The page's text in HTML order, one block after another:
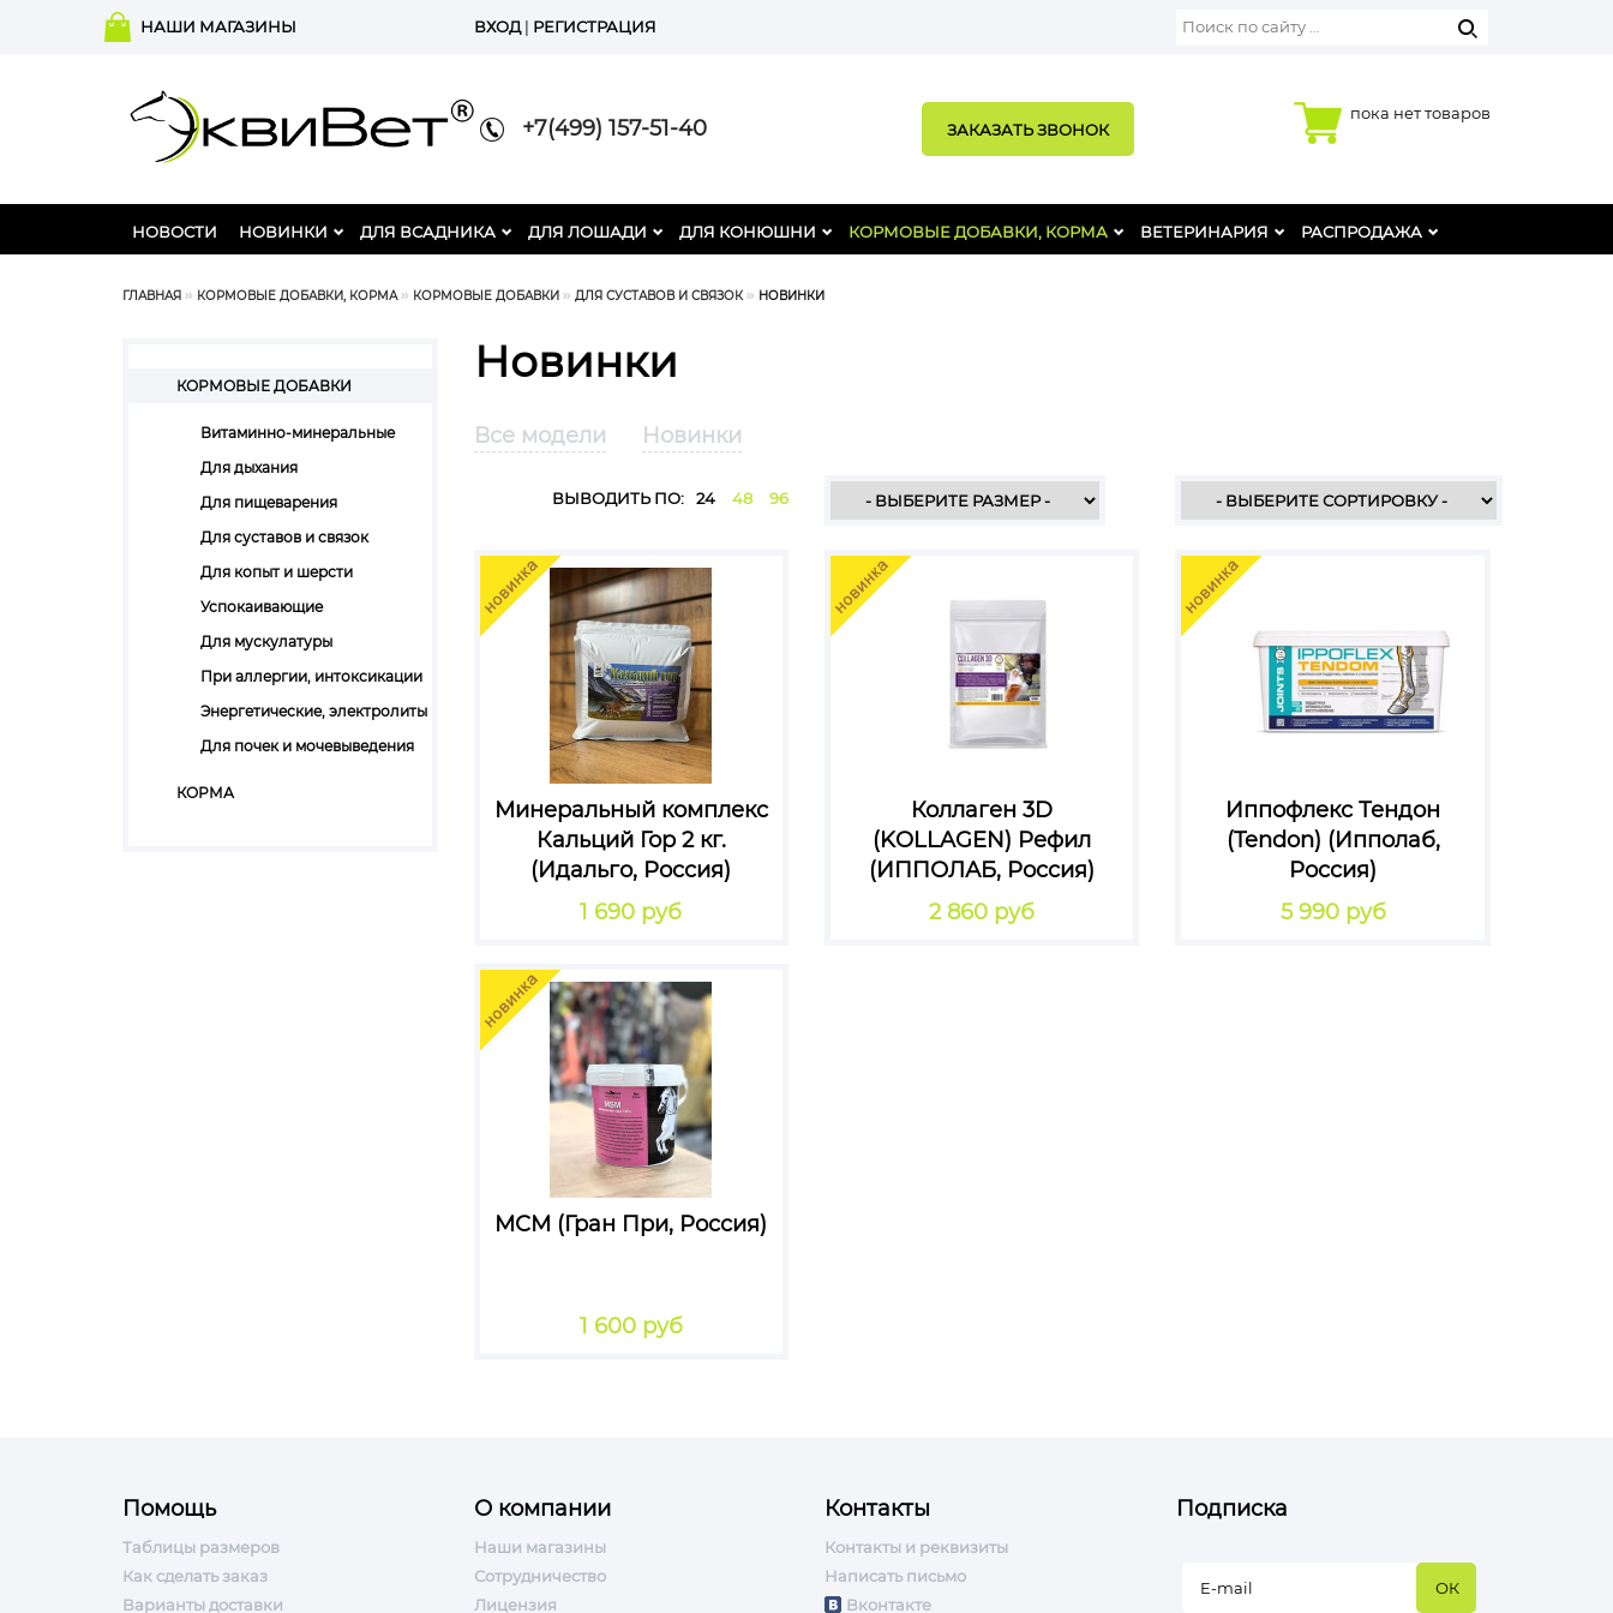
НАШИ МАГАЗИНЫ ВХОД| РЕГИСТРАЦИЯ
+7(499) 157-51-40 ЗАКАЗАТЬ ЗВОНОК
пока нет товаров
НОВОСТИ НОВИНКИ ДЛЯ ВСАДНИКА ДЛЯ ЛОШАДИ ДЛЯ КОНЮШНИ КОРМОВЫЕ ДОБАВКИ, КОРМА ВЕТЕРИНАРИЯ РАСПРОДАЖА
ГЛАВНАЯ КОРМОВЫЕ ДОБАВКИ, КОРМА КОРМОВЫЕ ДОБАВКИ ДЛЯ СУСТАВОВ И СВЯЗОК НОВИНКИ
КОРМОВЫЕ ДОБАВКИ
Витаминно-минеральные
Для дыхания
Для пищеварения
Для суставов и связок
Для копыт и шерсти
Успокаивающие
Для мускулатуры
При аллергии, интоксикации
Энергетические, электролиты
Для почек и мочевыведения
КОРМА
Новинки
Все модели Новинки
ВЫВОДИТЬ ПО: 24 48 96
Минеральный комплекс
Кальций Гор 2 кг.
(Идальго, Россия)
1 690 руб
Коллаген 3D
(KOLLAGEN) Рефил
(ИППОЛАБ, Россия)
2 860 руб
Иппофлекс Тендон
(Tendon) (Ипполаб,
Россия)
5 990 руб
МСМ (Гран При, Россия)
1 600 руб
Помощь
Таблицы размеров
Как сделать заказ
Варианты доставки
О компании
Наши магазины
Сотрудничество
Лицензия
Контакты
Контакты и реквизиты
Написать письмо
Вконтакте
Подписка